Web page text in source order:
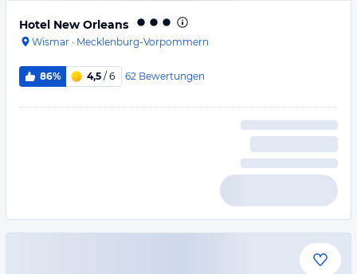
Hotel New Orleans
Wismar · Mecklenburg-Vorpommern
86% 4,5 / 6 62 Bewertungen